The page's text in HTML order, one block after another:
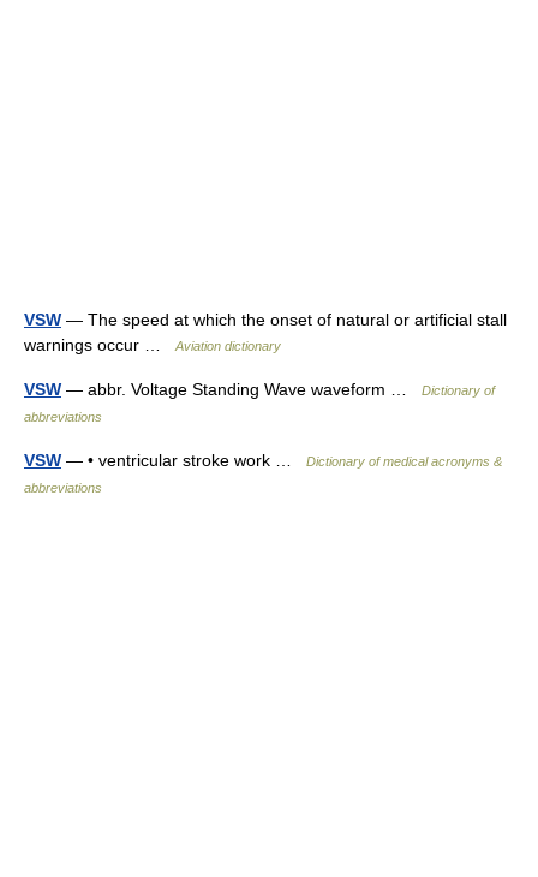
VSW — The speed at which the onset of natural or artificial stall
warnings occur …
Aviation dictionary
VSW — abbr. Voltage Standing Wave waveform …
Dictionary of
abbreviations
VSW — • ventricular stroke work …
Dictionary of medical acronyms &
abbreviations